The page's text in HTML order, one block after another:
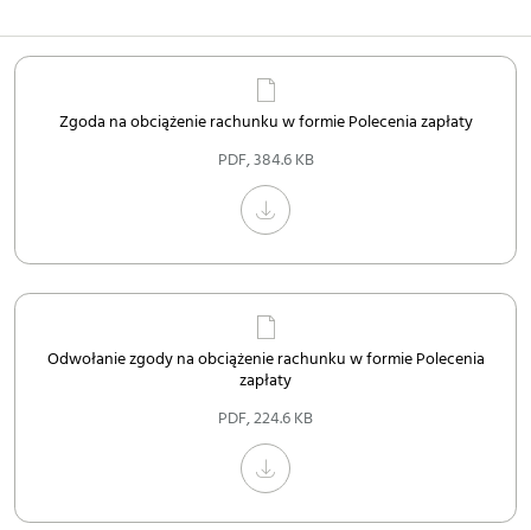
Zgoda na obciążenie rachunku w formie Polecenia zapłaty
PDF,384.6 KB
Odwołanie zgody na obciążenie rachunku w formie Polecenia
zapłaty
PDF,224.6 KB